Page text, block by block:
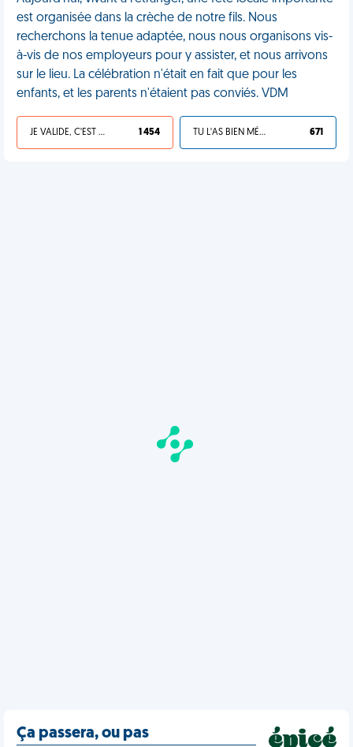
est organisée dans la crèche de notre fils. Nous
recherchons la tenue adaptée, nous nous organisons vis-
à-vis de nos employeurs pour y assister, et nous arrivons
sur le lieu. La célébration n'était en fait que pour les
enfants, et les parents n'étaient pas conviés. VDM
JE VALIDE, C'EST UNE VDM 1 454 TU L'AS BIEN MÉRITÉ 671
Ça passera, ou pas